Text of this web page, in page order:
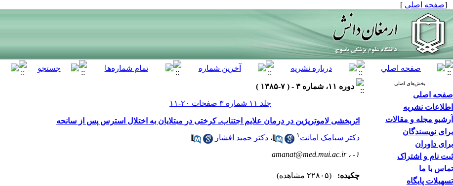
[صفحه اصلی ]
بخش‌های اصلی
صفحه اصلی
اطلاعات نشریه
آرشیو مجله و مقالات
برای نویسندگان
برای داوران
ثبت نام و اشتراک
تماس با ما
تسهیلات پایگاه
دوره ۱۱، شماره ۳ - ( ۷-۱۳۸۵ )
جلد ۱۱ شماره ۳ صفحات ۲۰-۱۱
اثربخشی لاموتریژین در درمان علایم اجتناب‌ـ کرختی در مبتلایان به اختلال استرس پس از سانحه
دکتر سیامک امانت ۱ ، دکتر حمید افشار
۱- ،
amanat@med.mui.ac.ir
چکیده:
(۲۲۸۰۵ مشاهده)